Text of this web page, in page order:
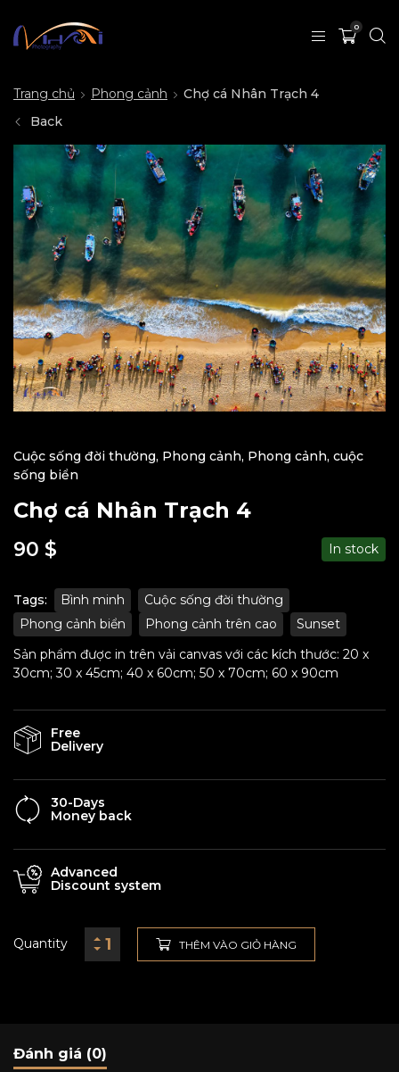
0
Trang chủ Phong cảnh
Chợ cá Nhân Trạch 4
Back
Cuộc sống đời thường, Phong cảnh, Phong cảnh, cuộc
sống biển
Chợ cá Nhân Trạch 4
90 $ In stock
Tags: Bình minh
Cuộc sống đời thường
Phong cảnh biển
Phong cảnh trên cao
Sunset
Sản phẩm được in trên vải canvas với các kích thước: 20 x
30cm; 30 x 45cm; 40 x 60cm; 50 x 70cm; 60 x 90cm
Free
Delivery
30-Days
Money back
Advanced
Discount system
Quantity THÊM VÀO GIỎ HÀNG
Đánh giá (0)